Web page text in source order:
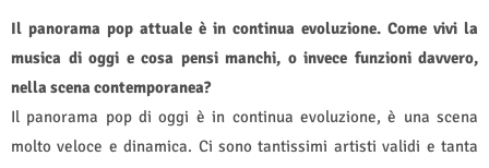
Il panorama pop attuale è in continua evoluzione. Come vivi la
musica di oggi e cosa pensi manchi, o invece funzioni davvero,
nella scena contemporanea?
Il panorama pop di oggi è in continua evoluzione, è una scena
molto veloce e dinamica. Ci sono tantissimi artisti validi e tanta